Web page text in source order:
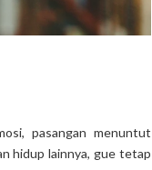
pasangan menuntut
hidup lainnya, gue tetap